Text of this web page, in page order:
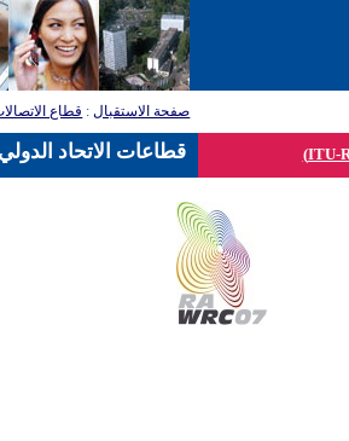
صفحة الاستقبال: قطاع
قطاعات الاتحاد